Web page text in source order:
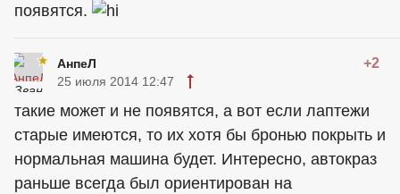
появятся.
АнпеЛ +2
25 июля 2014 12:47
такие может и не появятся, а вот если лаптежи
старые имеются, то их хотя бы бронью покрыть и
нормальная машина будет. Интересно, автокраз
раньше всегда был ориентирован на